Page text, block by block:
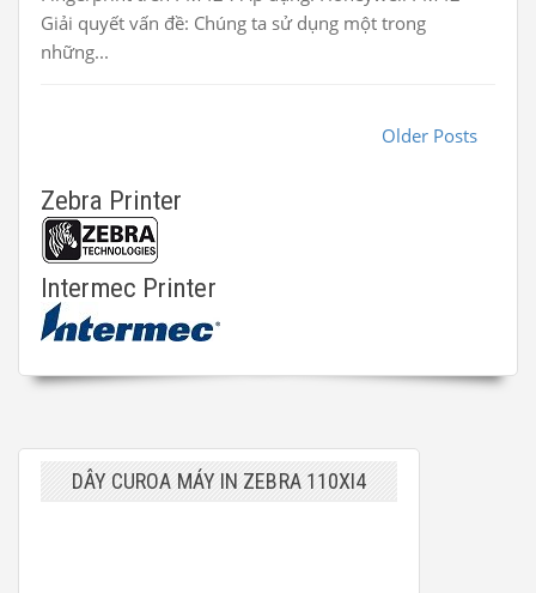
Giải quyết vấn đề: Chúng ta sử dụng một trong
những...
Older Posts
Zebra Printer
Intermec Printer
DÂY CUROA MÁY IN ZEBRA 110XI4